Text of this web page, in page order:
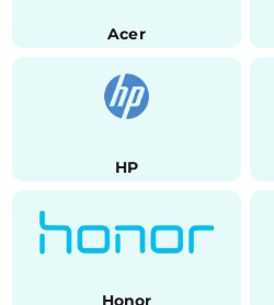
Acer
HP
Honor